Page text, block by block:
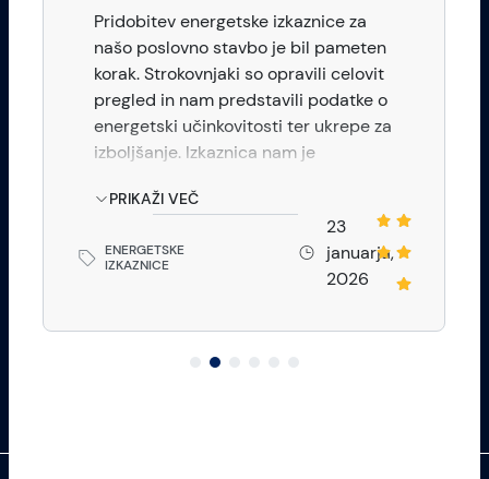
Pridobitev energetske izkaznice za
našo poslovno stavbo je bil pameten
korak. Strokovnjaki so opravili celovit
pregled in nam predstavili podatke o
energetski učinkovitosti ter ukrepe za
izboljšanje. Izkaznica nam je
energije in nam pomagala pri
načrtovanju in izvajanju ukrepov za
zmanjšanje stroškov in zmanjšanje
našega ogljičnega odtisa. Pridobitev
naložba v našo dolgoročno trajnostno
PRIKAŽI VEČ
ENERGETSKE
IZKAZNICE
23
januarja,
2026